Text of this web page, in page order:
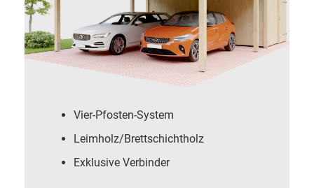
Vier-Pfosten-System
Leimholz/Brettschichtholz
Exklusive Verbinder